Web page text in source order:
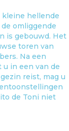
kleine hellende
omliggende
is gebouwd. Het
toren van
Na een
in een van de
reist, mag u
de Toni niet